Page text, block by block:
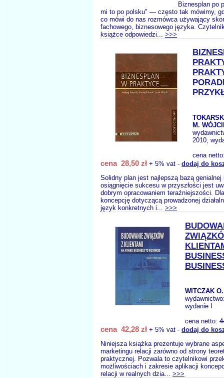
Biznesplan po
mi to po polsku" — często tak mówimy,
co mówi do nas rozmówca używający
fachowego, biznesowego języka.
książce odpowiedzi... >>>
M.
2010,
cena
cena 28,50 zł + 5% vat - dodaj do
Solidny plan jest najlepszą bazą genialnej
osiągnięcie sukcesu w przyszłości jest
dobrym opracowaniem teraźniejszości.
koncepcję dotyczącą prowadzonej
język konkretnych i... >>>
WITCZAK
wydanie I
cena netto:
cena 42,28 zł + 5% vat - dodaj do
Niniejsza książka prezentuje wybrane
marketingu relacji zarówno od strony
praktycznej. Pozwala to czytelnikowi
możliwościach i zakresie aplikacji
relacji w realnych dzia... >>>